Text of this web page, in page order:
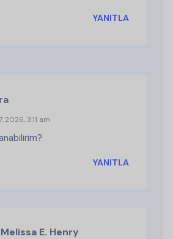
YANITLA
2026, 3:11 am
YANITLA
Melissa E. Henry